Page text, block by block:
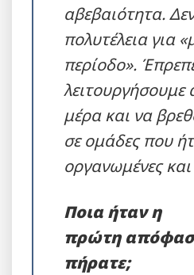
αβεβαιότητα.
πολυτέλεια για
περίοδο».
μέρα και να
σε ομάδες που
οργανωμένες και
Ποια ήταν η
πρώτη
πήρατε;